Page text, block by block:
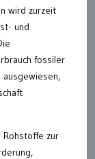
wird zurzeit
und
fossiler
Rohstoffe zur